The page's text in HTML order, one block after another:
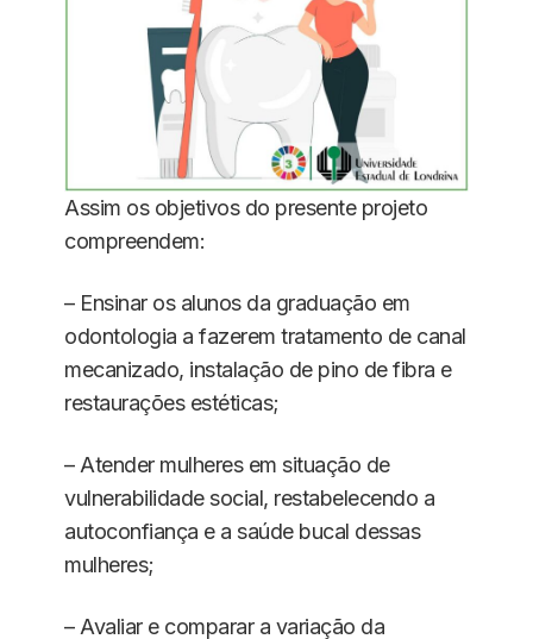
Assim os objetivos do presente projeto
compreendem:
– Ensinar os alunos da graduação em
odontologia a fazerem tratamento de canal
mecanizado, instalação de pino de fibra e
restaurações estéticas;
– Atender mulheres em situação de
vulnerabilidade social, restabelecendo a
autoconfiança e a saúde bucal dessas
mulheres;
– Avaliar e comparar a variação da